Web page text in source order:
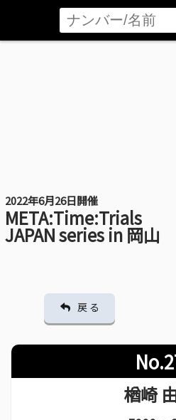
2022年6月26日開催
META:Time:Trials
JAPAN series in 岡山
戻 る
楢崎